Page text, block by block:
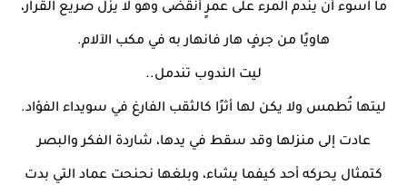
ما اسوء أن يندم المرء على عمرٍ أنقضى وهو لا يزل صريع القرار،
هاويًا من جرفٍ هار فانهار به في مكب الآلام.
ليت الندوب تندمل..
ليتها تُطمس ولا يكن لها أثرًا كالثقب الفارغ في سويداء الفؤاد.
عادت إلى منزلها وقد سقط في يدها، شاردة الفكر والبصر
كتمثال يحركه أحد كيفما يشاء، وبلغها نحنحت عماد التي بدت